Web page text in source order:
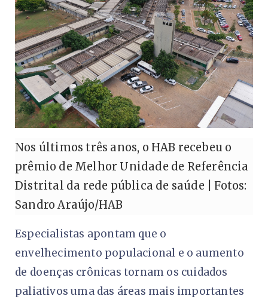
Nos últimos três anos, o HAB recebeu o
prêmio de Melhor Unidade de Referência
Distrital da rede pública de saúde | Fotos:
Sandro Araújo/HAB
Especialistas apontam que o
envelhecimento populacional e o aumento
de doenças crônicas tornam os cuidados
paliativos uma das áreas mais importantes